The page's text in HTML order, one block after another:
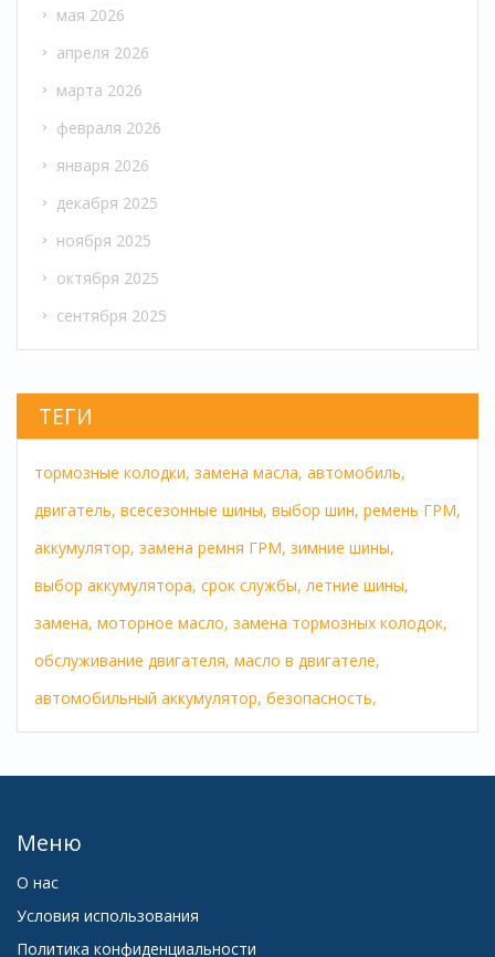
мая 2026
апреля 2026
марта 2026
февраля 2026
января 2026
декабря 2025
ноября 2025
октября 2025
сентября 2025
ТЕГИ
тормозные колодки, замена масла, автомобиль,
двигатель, всесезонные шины, выбор шин, ремень ГРМ,
аккумулятор, замена ремня ГРМ, зимние шины,
выбор аккумулятора, срок службы, летние шины,
замена, моторное масло, замена тормозных колодок,
обслуживание двигателя, масло в двигателе,
автомобильный аккумулятор, безопасность,
Меню
О нас
Условия использования
Политика конфиденциальности